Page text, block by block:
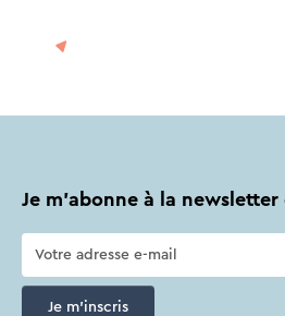
Je m'abonne à la newsletter
Je m'inscris